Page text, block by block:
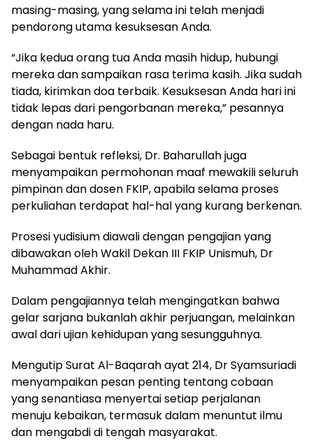
masing-masing, yang selama ini telah menjadi
pendorong utama kesuksesan Anda.
“Jika kedua orang tua Anda masih hidup, hubungi
mereka dan sampaikan rasa terima kasih. Jika sudah
tiada, kirimkan doa terbaik. Kesuksesan Anda hari ini
tidak lepas dari pengorbanan mereka,” pesannya
dengan nada haru.
Sebagai bentuk refleksi, Dr. Baharullah juga
menyampaikan permohonan maaf mewakili seluruh
pimpinan dan dosen FKIP, apabila selama proses
perkuliahan terdapat hal-hal yang kurang berkenan.
Prosesi yudisium diawali dengan pengajian yang
dibawakan oleh Wakil Dekan III FKIP Unismuh, Dr
Muhammad Akhir.
Dalam pengajiannya telah mengingatkan bahwa
gelar sarjana bukanlah akhir perjuangan, melainkan
awal dari ujian kehidupan yang sesungguhnya.
Mengutip Surat Al-Baqarah ayat 214, Dr Syamsuriadi
menyampaikan pesan penting tentang cobaan
yang senantiasa menyertai setiap perjalanan
menuju kebaikan, termasuk dalam menuntut ilmu
dan mengabdi di tengah masyarakat.